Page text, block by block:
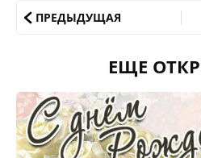
ПРЕДЫДУЩАЯ
ЕЩЕ